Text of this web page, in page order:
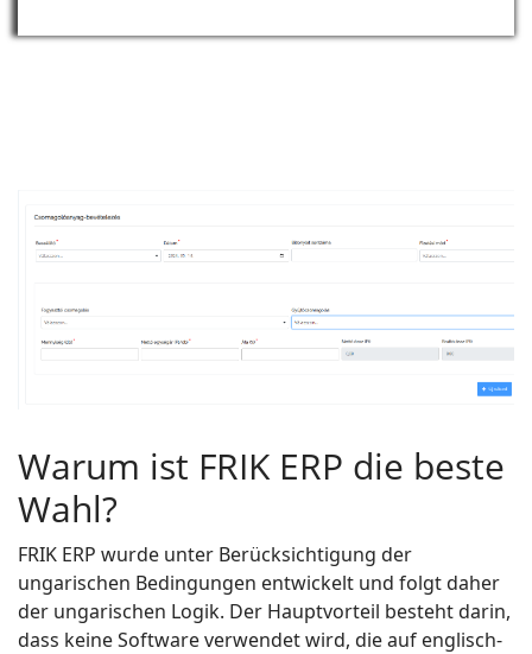
Warum ist FRIK ERP die beste
Wahl?
FRIK ERP wurde unter Berücksichtigung der
ungarischen Bedingungen entwickelt und folgt daher
der ungarischen Logik. Der Hauptvorteil besteht darin,
dass keine Software verwendet wird, die auf englisch-